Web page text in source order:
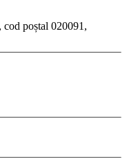
poștal 020091,